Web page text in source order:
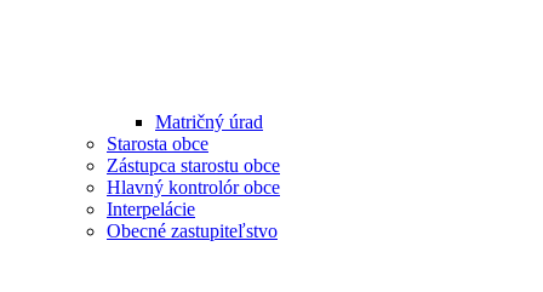
Matričný úrad
Starosta obce
Zástupca starostu obce
Hlavný kontrolór obce
Interpelácie
Obecné zastupiteľstvo